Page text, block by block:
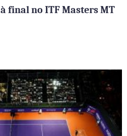
final no ITF Masters MT